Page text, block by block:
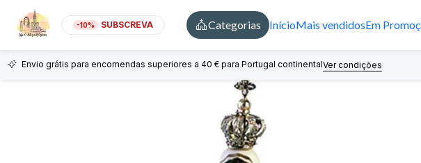
-10% SUBSCREVA Categorias InícioMais vendidosEm
Envio grátis para encomendas superiores a 40 € para Portugal continentalVer condições